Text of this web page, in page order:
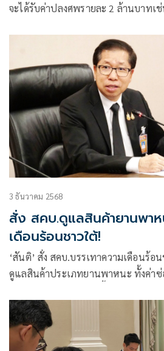
จะได้รับค่าปลงศพรายละ 2 ล้านบาทเ
3 ธันวาคม 2568
สั่ง สคบ.ดูแลสินค้ายานพาห
เดือนร้อนชาวใต้!
‘สันติ’ สั่ง สคบ.บรรเทาความเดือนร้อ
ดูแลสินค้าประเภทยานพาหนะ ทั้งค่าซ่